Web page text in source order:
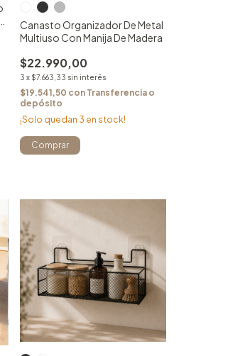
Canasto Organizador De Metal
Multiuso Con Manija De Madera
$22.990,00
3 x $7.663,33 sin interés
$19.541,50 con Transferencia o
depósito
¡Solo quedan 3 en stock!
Comprar